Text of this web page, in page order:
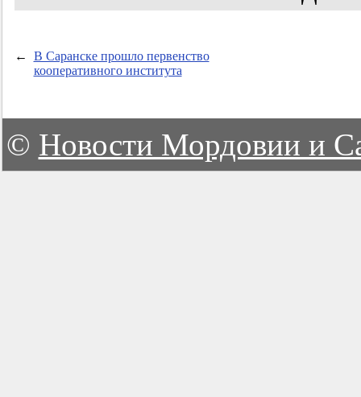
←
В Саранске прошло первенство
кооперативного института
© Новости Мордовии и